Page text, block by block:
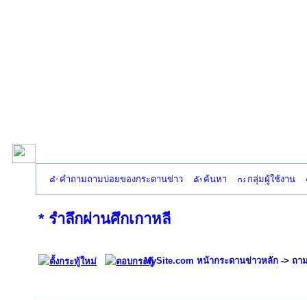
คำถามถามบ่อยของกระดานข่าว ค้นหา กลุ่มผู้ใช้งาน
* รำลึกผ่านศึกเกาหลี
MySite.com หน้ากระดานข่าวหลัก -> ถา